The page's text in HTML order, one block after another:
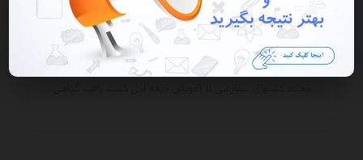
فروشگاه کشت بافت و محیط کشت شرکت زیست آزما ü تولید
انواع محیط کشتهای گیاهی ü تولید و واردات انواع هورمونهای
گیاهی ü تولید، واردات، تعمیر و کالیبره انواع دستگاههای
آزمایشگاهی نظیر اتوکلاو ... ü آماده سازی انواع استوکها و